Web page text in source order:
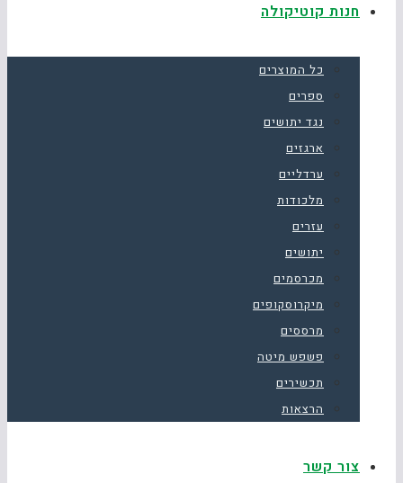
חנות קוטיקולה
כל המוצרים
ספרים
נגד יתושים
ארגזים
ערדליים
מלכודות
עזרים
יתושים
מכרסמים
מיקרוסקופים
מרססים
פשפש מיטה
תכשירים
הרצאות
צור קשר